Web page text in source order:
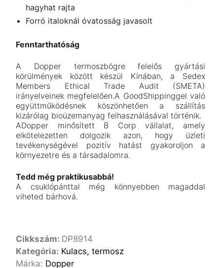
hagyhat rajta
Forró italoknál óvatosság javasolt
Fenntarthatóság
A Dopper termoszbögre felelős gyártási
körülmények között készül Kínában, a Sedex
Members Ethical Trade Audit (SMETA)
irányelveinek megfelelően.A GoodShippinggel való
együttműködésnek köszönhetően a szállítás
kizárólag bioüzemanyag felhasználásával történik.
ADopper minősített B Corp vállalat, amely
elkötelezetten dolgozik azon, hogy üzleti
tevékenységével pozitív hatást gyakoroljon a
környezetre és a társadalomra.
Tedd még praktikusabbá!
A csuklópánttal még könnyebben magaddal
viheted bárhová.
Cikkszám: DP8914
Kategória: Kulacs, termosz
Márka: Dopper